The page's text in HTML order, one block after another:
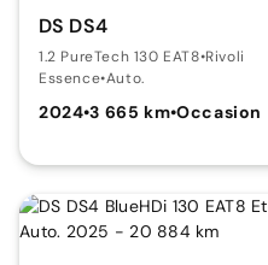
DS DS4
1.2 PureTech 130 EAT8•Rivoli
Essence•Auto.
2024•3 665 km•Occasion